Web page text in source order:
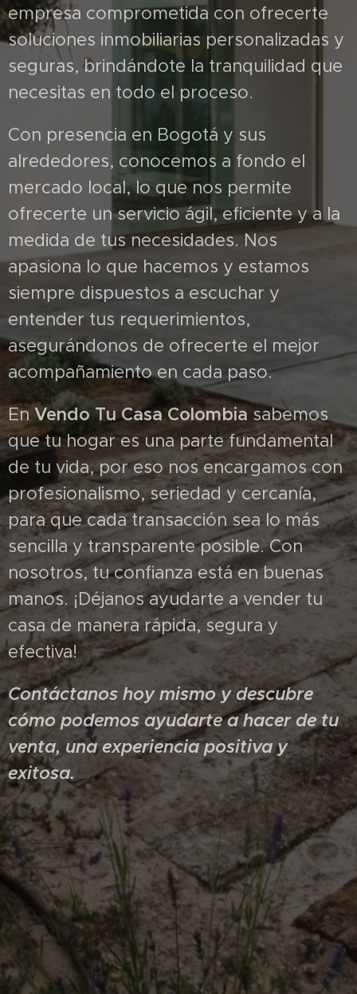
empresa comprometida con ofrecerte
soluciones inmobiliarias personalizadas y
seguras, brindándote la tranquilidad que
necesitas en todo el proceso.
Con presencia en Bogotá y sus
alrededores, conocemos a fondo el
mercado local, lo que nos permite
ofrecerte un servicio ágil, eficiente y a la
medida de tus necesidades. Nos
apasiona lo que hacemos y estamos
siempre dispuestos a escuchar y
entender tus requerimientos,
asegurándonos de ofrecerte el mejor
acompañamiento en cada paso.
En Vendo Tu Casa Colombia sabemos
que tu hogar es una parte fundamental
de tu vida, por eso nos encargamos con
profesionalismo, seriedad y cercanía,
para que cada transacción sea lo más
sencilla y transparente posible. Con
nosotros, tu confianza está en buenas
manos. ¡Déjanos ayudarte a vender tu
casa de manera rápida, segura y
efectiva!
Contáctanos hoy mismo y descubre
cómo podemos ayudarte a hacer de tu
venta, una experiencia positiva y
exitosa.